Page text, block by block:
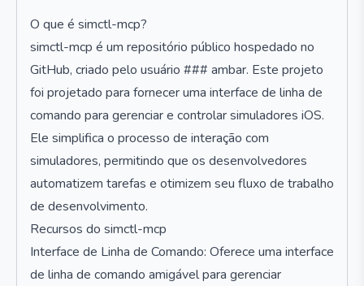
O que é simctl-mcp?
simctl-mcp é um repositório público hospedado no
GitHub, criado pelo usuário ### ambar. Este projeto
foi projetado para fornecer uma interface de linha de
comando para gerenciar e controlar simuladores iOS.
Ele simplifica o processo de interação com
simuladores, permitindo que os desenvolvedores
automatizem tarefas e otimizem seu fluxo de trabalho
de desenvolvimento.
Recursos do simctl-mcp
Interface de Linha de Comando: Oferece uma interface
de linha de comando amigável para gerenciar